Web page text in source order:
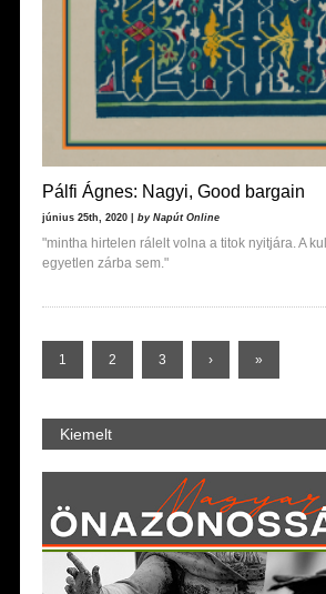
Pálfi Ágnes: Nagyi, Good bargain
június 25th, 2020 | by Napút Online
"mintha hirtelen rálelt volna a titok nyitjára. A
egyetlen zárba sem."
1 2 3 › »
Kiemelt